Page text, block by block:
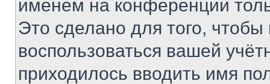
именем на конференции
Это сделано для того, чтобы
воспользоваться вашей
приходилось вводить имя